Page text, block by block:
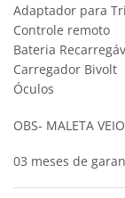
Adaptador para
Controle remoto
Bateria
Carregador Bivolt
Óculos
OBS- MALETA
03 meses de